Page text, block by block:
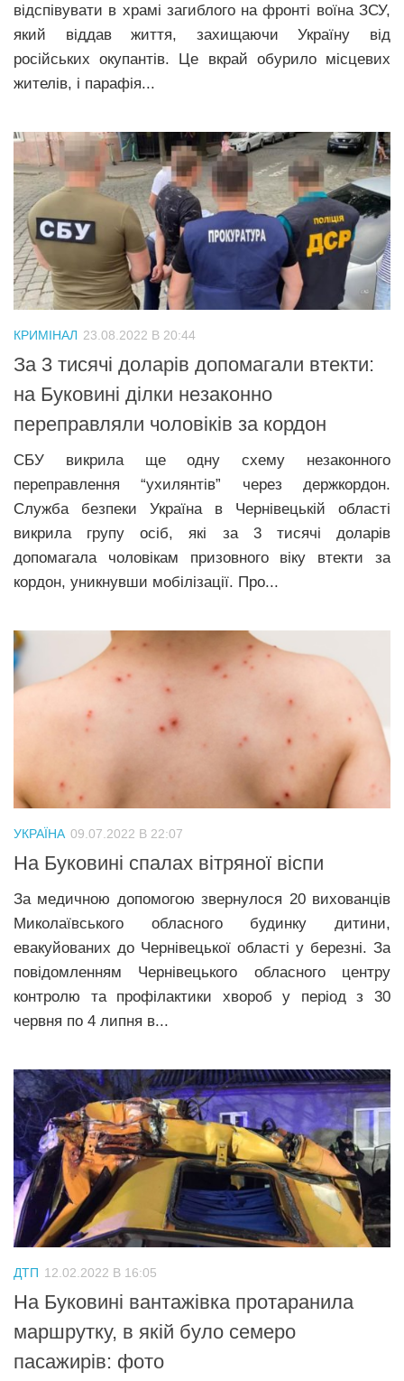
відспівувати в храмі загиблого на фронті воїна ЗСУ,
який віддав життя, захищаючи Україну від
російських окупантів. Це вкрай обурило місцевих
жителів, і парафія...
КРИМІНАЛ 23.08.2022 В 20:44
За 3 тисячі доларів допомагали втекти:
на Буковині ділки незаконно
переправляли чоловіків за кордон
СБУ викрила ще одну схему незаконного
переправлення “ухилянтів” через держкордон.
Служба безпеки Україна в Чернівецькій області
викрила групу осіб, які за 3 тисячі доларів
допомагала чоловікам призовного віку втекти за
кордон, уникнувши мобілізації. Про...
УКРАЇНА 09.07.2022 В 22:07
На Буковині спалах вітряної віспи
За медичною допомогою звернулося 20 вихованців
Миколаївського обласного будинку дитини,
евакуйованих до Чернівецької області у березні. За
повідомленням Чернівецького обласного центру
контролю та профілактики хвороб у період з 30
червня по 4 липня в...
ДТП 12.02.2022 В 16:05
На Буковині вантажівка протаранила
маршрутку, в якій було семеро
пасажирів: фото